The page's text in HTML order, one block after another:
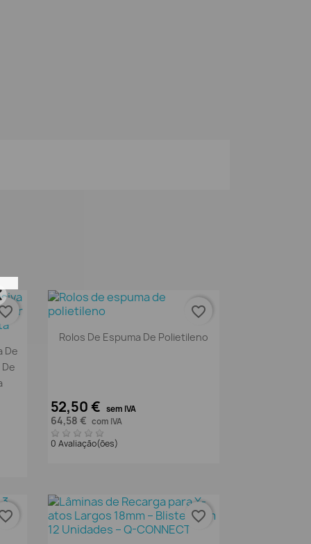
De
 Vista rápida
Rolos De Espuma De Polietileno
52,50 € sem IVA
64,58 € com IVA
0 Avaliação(ões)
favorite_border
favorite_border